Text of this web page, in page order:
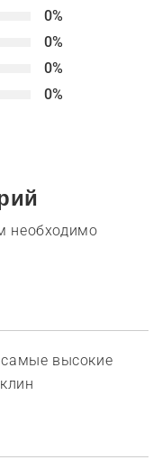
0%
0%
0%
0%
необходимо
самые высокие